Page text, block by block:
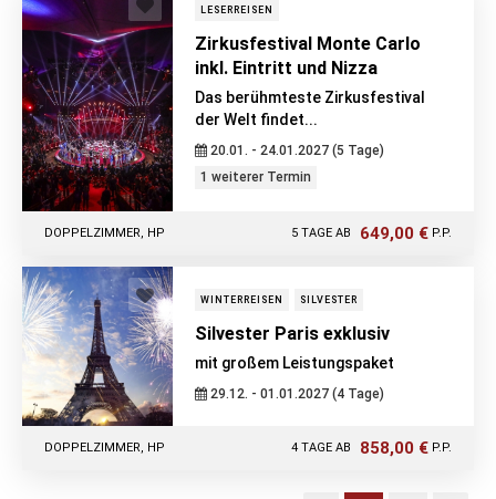
LESERREISEN
Zirkusfestival Monte Carlo
inkl. Eintritt und Nizza
Das berühmteste Zirkusfestival
der Welt findet...
20.01. - 24.01.2027 (5 Tage)
1 weiterer Termin
5 TAGE AB 649,00 € P.P.
DOPPELZIMMER, HP
WINTERREISEN SILVESTER
Silvester Paris exklusiv
mit großem Leistungspaket
29.12. - 01.01.2027 (4 Tage)
4 TAGE AB 858,00 € P.P.
DOPPELZIMMER, HP